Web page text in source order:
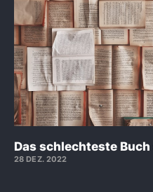
Das schlechteste
28 DEZ. 2022